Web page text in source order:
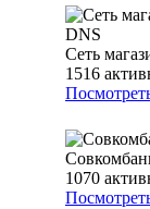
Сеть
1516
1070